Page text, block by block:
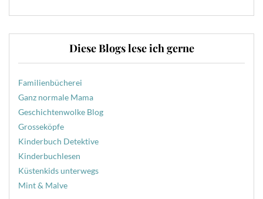
Diese Blogs lese ich gerne
Familienbücherei
Ganz normale Mama
Geschichtenwolke Blog
Grosseköpfe
Kinderbuch Detektive
Kinderbuchlesen
Küstenkids unterwegs
Mint & Malve